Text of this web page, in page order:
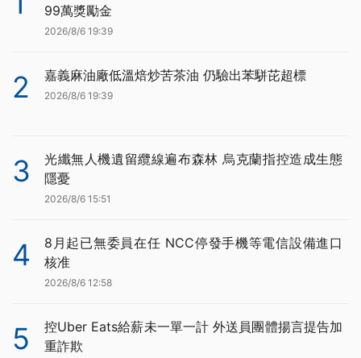
99萬獎勵金
2026/8/6 19:39
2 嘉義麻油廠低溫焙炒苦茶油 仍驗出苯駢芘超標
2026/8/6 19:39
3
光纖無人機遺留纜線遍布森林 烏克蘭指控造成生態
隱憂
2026/8/6 15:51
4
8月起已無委員在任 NCC停發手機等電信設備進口
核准
2026/8/6 12:58
5
控Uber Eats給薪未一單一計 外送員團體揚言提告加
重詐欺